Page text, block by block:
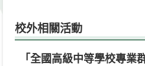
校外相關活動
「全國高級中等學校專業